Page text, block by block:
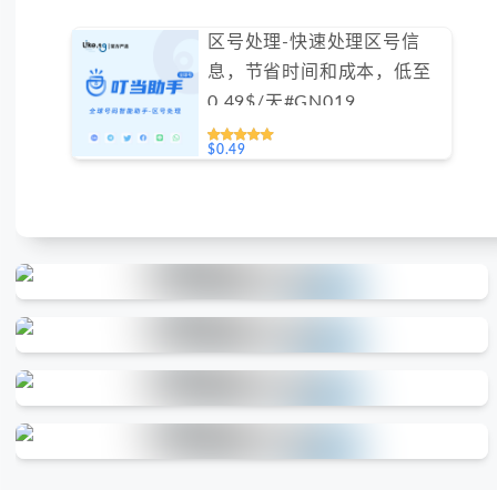
区号处理-快速处理区号信
息，节省时间和成本，低至
0.49$/天#GN019
$0.49